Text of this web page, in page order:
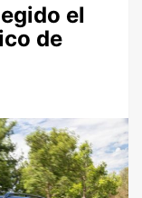
el
de